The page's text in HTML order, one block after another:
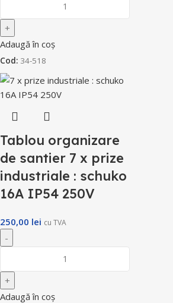
Adaugă în coș
Cod: 34-518
Tablou organizare
de santier 7 x prize
industriale : schuko
16A IP54 250V
250,00 lei cu TVA
Adaugă în coș